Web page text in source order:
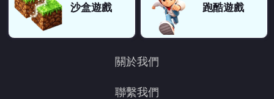
沙盒遊戲 跑酷遊戲
關於我們
聯繫我們